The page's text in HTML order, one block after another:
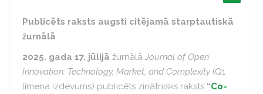
Publicēts raksts augsti citējamā starptautiskā
žurnālā
2025. gada 17. jūlijā žurnālāJournal of Open
Innovation: Technology, Market, and Complexity(Q1
līmeņa izdevums) publicēts zinātnisks raksts “Co-